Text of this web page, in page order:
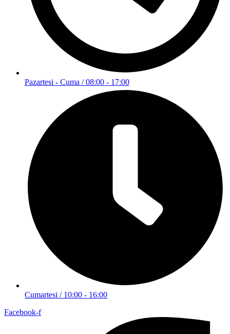
Pazartesi - Cuma / 08:00 - 17:00
Cumartesi / 10:00 - 16:00
Facebook-f